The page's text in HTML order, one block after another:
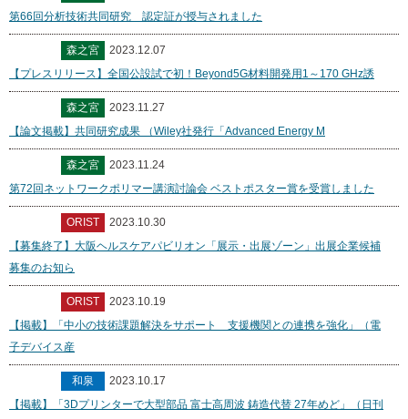
第66回分析技術共同研究 認定証が授与されました
森之宮
2023.12.07
【プレスリリース】全国公設試で初！Beyond5G材料開発用1～170 GHz誘
森之宮
2023.11.27
【論文掲載】共同研究成果 （Wiley社発行「Advanced Energy M
森之宮
2023.11.24
第72回ネットワークポリマー講演討論会 ベストポスター賞を受賞しました
ORIST
2023.10.30
【募集終了】大阪ヘルスケアパビリオン「展示・出展ゾーン」出展企業候補
募集のお知ら
ORIST
2023.10.19
【掲載】「中小の技術課題解決をサポート 支援機関との連携を強化」（電
子デバイス産
和泉
2023.10.17
【掲載】「3Dプリンターで大型部品 富士高周波 鋳造代替 27年めど」（日刊